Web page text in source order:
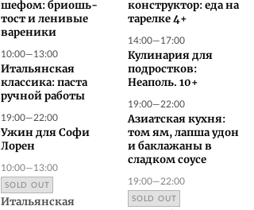
шефом: бриошь-
тост и ленивые
вареники
10:00—13:00
Итальянская
классика: паста
ручной работы
19:00—22:00
Ужин для Софи
Лорен
10:00—13:00
SOLD OUT
Итальянская
конструктор: еда на
тарелке 4+
14:00—17:00
Кулинария для
подростков:
Неаполь. 10+
19:00—22:00
Азиатская кухня:
том ям, лапша удон
и баклажаны в
сладком соусе
19:00—22:00
SOLD OUT